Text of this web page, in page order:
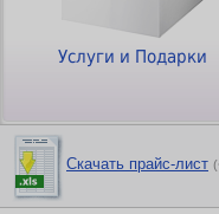
Услуги и Подарки
Скачать прайс-лист